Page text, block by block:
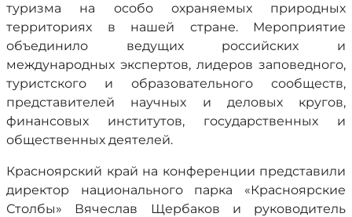
туризма на особо охраняемых природных
территориях в нашей стране. Мероприятие
объединило ведущих российских и
международных экспертов, лидеров заповедного,
туристского и образовательного сообществ,
представителей научных и деловых кругов,
финансовых институтов, государственных и
общественных деятелей.
Красноярский край на конференции представили
директор национального парка «Красноярские
Столбы» Вячеслав Щербаков и руководитель